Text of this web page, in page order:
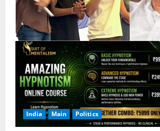
India Main Politics